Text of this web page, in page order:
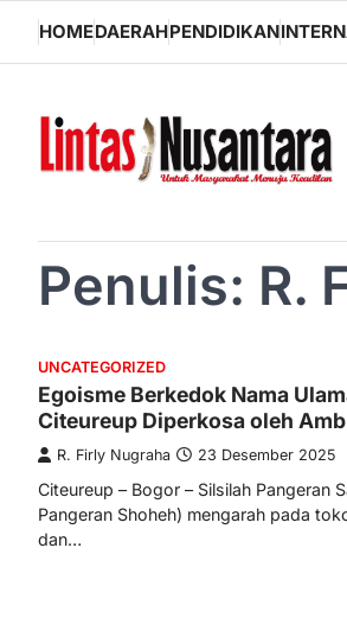
content
HOMEDAERAHPENDIDIKAN
Penulis: R.
UNCATEGORIZED
Egoisme Berkedok Nama
Citeureup Diperkosa oleh
R. Firly Nugraha 23 Desember 2025
Citeureup – Bogor – Silsilah Pangeran
Pangeran Shoheh) mengarah pada
dan…